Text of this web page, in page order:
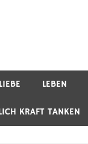
LIEBE LEBEN
KRAFT TANKEN